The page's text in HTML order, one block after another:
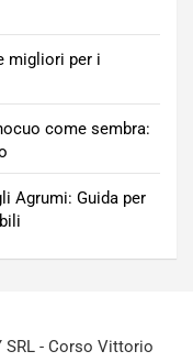
migliori per i
come sembra:
Agrumi: Guida per
SRL - Corso Vittorio